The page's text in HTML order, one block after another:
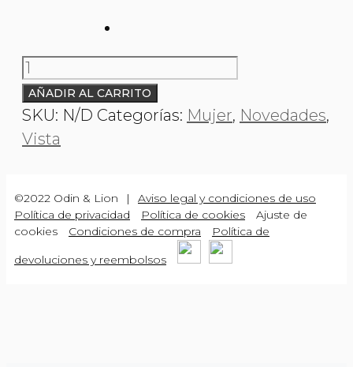
O&L
000011
HIPATIA
cantidad
AÑADIR AL CARRITO
SKU: N/D Categorías: Mujer, Novedades,
Vista
©2022 Odin & Lion |
Aviso legal y condiciones de uso
Política de privacidad
Política de cookies
Ajuste de
cookies
Condiciones de compra
Política de
devoluciones y reembolsos